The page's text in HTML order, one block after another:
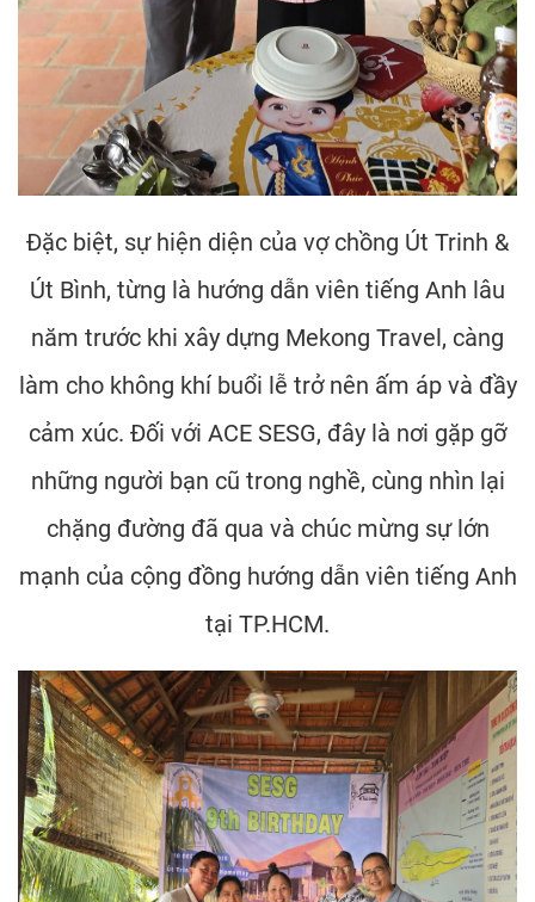
Đặc biệt, sự hiện diện của vợ chồng Út Trinh &
Út Bình, từng là hướng dẫn viên tiếng Anh lâu
năm trước khi xây dựng Mekong Travel, càng
làm cho không khí buổi lễ trở nên ấm áp và đầy
cảm xúc. Đối với ACE SESG, đây là nơi gặp gỡ
những người bạn cũ trong nghề, cùng nhìn lại
chặng đường đã qua và chúc mừng sự lớn
mạnh của cộng đồng hướng dẫn viên tiếng Anh
tại TP.HCM.